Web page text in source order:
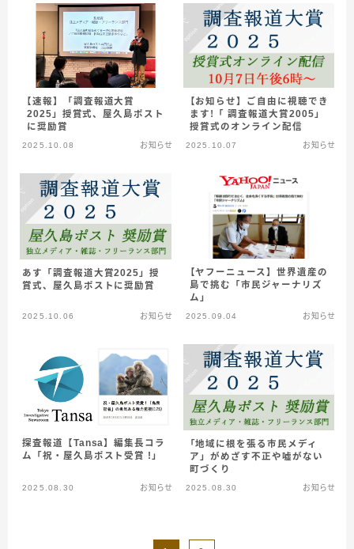
【速報】「調査報道大賞
2025」授賞式、屋久島ポスト
に奨励賞
2025.10.08 お知らせ
【お知らせ】ご自由に視聴でき
ます！「 調査報道大賞2005」
授賞式のオンライン配信
2025.10.07 お知らせ
あす「調査報道大賞2025」授
賞式、屋久島ポストに奨励賞
2025.10.06 お知らせ
【ヤフーニュース】世界遺産の
島で挑む「市民ジャーナリズ
ム」
2025.09.04 お知らせ
探査報道【Tansa】編集長コラ
ム「祝・屋久島ポスト受賞 !」
2025.08.30 お知らせ
「地域に根を張る市民メディ
ア」がめざす不正や嘘がない
町づくり
2025.08.30 お知らせ